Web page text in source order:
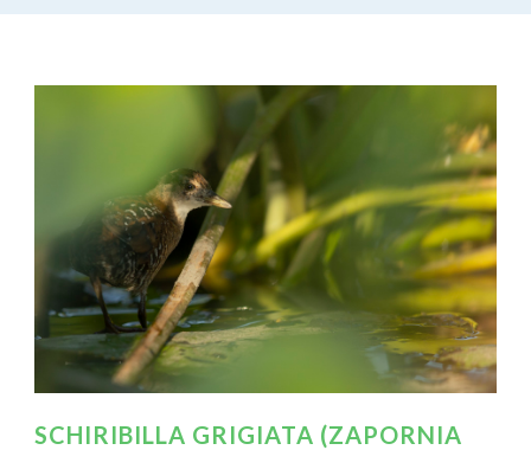
SCHIRIBILLA GRIGIATA (ZAPORNIA